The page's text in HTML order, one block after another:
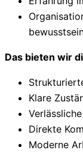
Das bieten wir
Klare
Direkte
Moderne